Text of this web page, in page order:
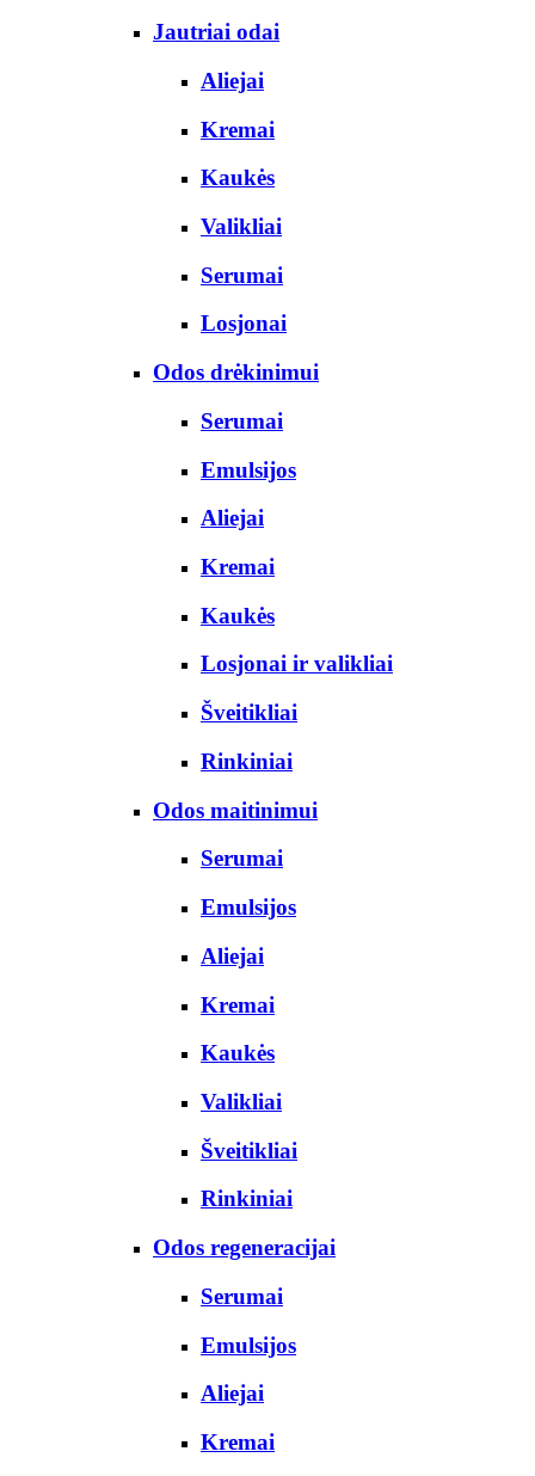
Jautriai odai
Aliejai
Kremai
Kaukės
Valikliai
Serumai
Losjonai
Odos drėkinimui
Serumai
Emulsijos
Aliejai
Kremai
Kaukės
Losjonai ir valikliai
Šveitikliai
Rinkiniai
Odos maitinimui
Serumai
Emulsijos
Aliejai
Kremai
Kaukės
Valikliai
Šveitikliai
Rinkiniai
Odos regeneracijai
Serumai
Emulsijos
Aliejai
Kremai